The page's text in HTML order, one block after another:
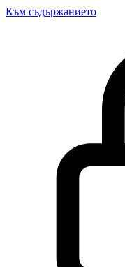
Към съдържанието